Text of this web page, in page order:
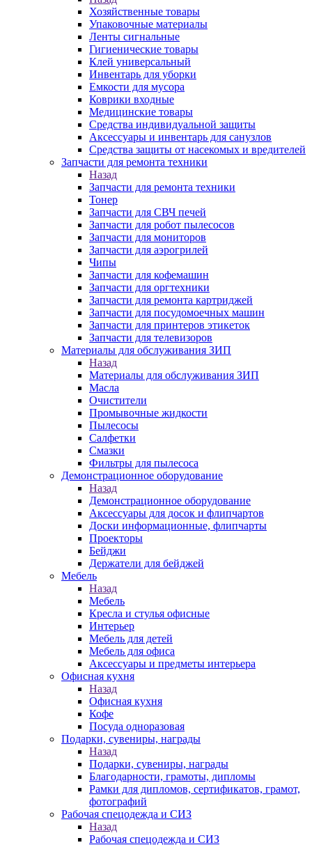
Хозяйственные товары
Упаковочные материалы
Ленты сигнальные
Гигиенические товары
Клей универсальный
Инвентарь для уборки
Емкости для мусора
Коврики входные
Медицинские товары
Средства индивидуальной защиты
Аксессуары и инвентарь для санузлов
Средства защиты от насекомых и вредителей
Запчасти для ремонта техники
Назад
Запчасти для ремонта техники
Тонер
Запчасти для СВЧ печей
Запчасти для робот пылесосов
Запчасти для мониторов
Запчасти для аэрогрилей
Чипы
Запчасти для кофемашин
Запчасти для оргтехники
Запчасти для ремонта картриджей
Запчасти для посудомоечных машин
Запчасти для принтеров этикеток
Запчасти для телевизоров
Материалы для обслуживания ЗИП
Назад
Материалы для обслуживания ЗИП
Масла
Очистители
Промывочные жидкости
Пылесосы
Салфетки
Смазки
Фильтры для пылесоса
Демонстрационное оборудование
Назад
Демонстрационное оборудование
Аксессуары для досок и флипчартов
Доски информационные, флипчарты
Проекторы
Бейджи
Держатели для бейджей
Мебель
Назад
Мебель
Кресла и стулья офисные
Интерьер
Мебель для детей
Мебель для офиса
Аксессуары и предметы интерьера
Офисная кухня
Назад
Офисная кухня
Кофе
Посуда одноразовая
Подарки, сувениры, награды
Назад
Подарки, сувениры, награды
Благодарности, грамоты, дипломы
Рамки для дипломов, сертификатов, грамот,
фотографий
Рабочая спецодежда и СИЗ
Назад
Рабочая спецодежда и СИЗ